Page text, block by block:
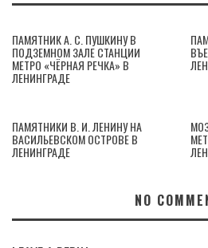
ПАМЯТНИК А. С. ПУШКИНУ В
ПОДЗЕМНОМ ЗАЛЕ СТАНЦИИ
МЕТРО «ЧЁРНАЯ РЕЧКА» В
ЛЕНИНГРАДЕ
ПАМЯТНИКИ В. И. ЛЕНИНУ НА
ВАСИЛЬЕВСКОМ ОСТРОВЕ В
ЛЕНИНГРАДЕ
NO